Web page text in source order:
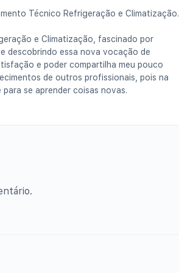
Técnico Refrigeração e Climatização.
e Climatização, fascinado por
descobrindo essa nova vocação de
e poder compartilha meu pouco
de outros profissionais, pois na
se aprender coisas novas.